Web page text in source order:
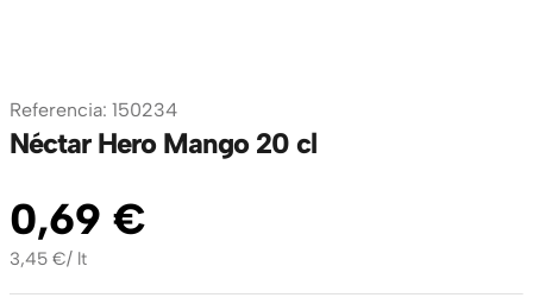
Referencia: 150234
Néctar Hero Mango 20 cl
0,69 €
3,45 €/ lt